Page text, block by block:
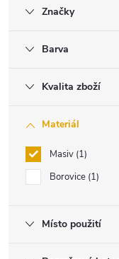
Značky
Barva
Kvalita zboží
Materiál
Masiv 1
Borovice 1
Místo použití